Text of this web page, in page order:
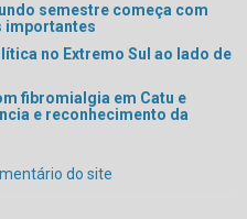
semestre começa com
importantes
no Extremo Sul ao lado de
fibromialgia em Catu e
e reconhecimento da
do site